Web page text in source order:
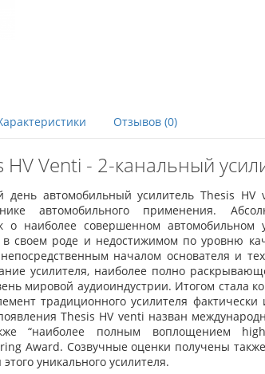
Отзывов (0)
Venti - 2-канальный
автомобильный усилитель Thesis HV
автомобильного применения.
о наиболее совершенном автомобильном
в своем роде и недостижимом по уровню
началом основателя и
усилителя, наиболее полно
мировой аудиоиндустрии. Итогом стала
традиционного усилителя фактически
Thesis HV venti назван
“наиболее полным воплощением
Award. Созвучные оценки получены
уникального усилителя.